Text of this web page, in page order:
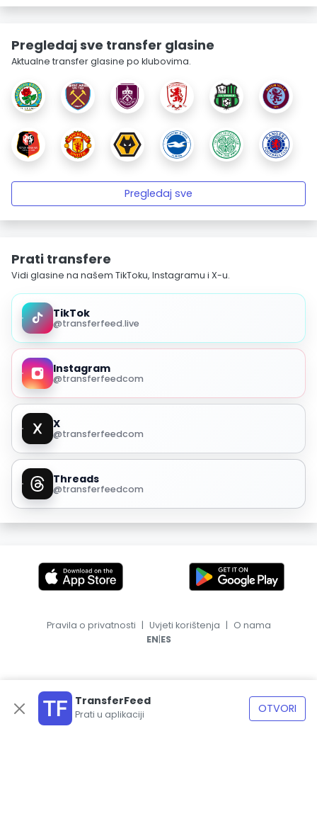
Pregledaj sve transfer glasine
Aktualne transfer glasine po klubovima.
Pregledaj sve
Prati transfere
Vidi glasine na našem TikToku, Instagramu i X-u.
TikTok
@transferfeed.live
Instagram
@transferfeedcom
X
@transferfeedcom
Threads
@transferfeedcom
TransferFeed
Prati u aplikaciji OTVORI
Pravila o privatnosti | Uvjeti korištenja | O nama
EN|ES